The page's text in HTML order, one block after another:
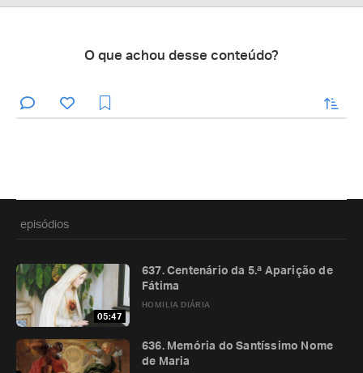
O que achou desse conteúdo?
enviar
episódios
05:47
HOMILIA DIÁRIA
637. Centenário da 5.ª Aparição de
Fátima
636. Memória do Santíssimo Nome
de Maria